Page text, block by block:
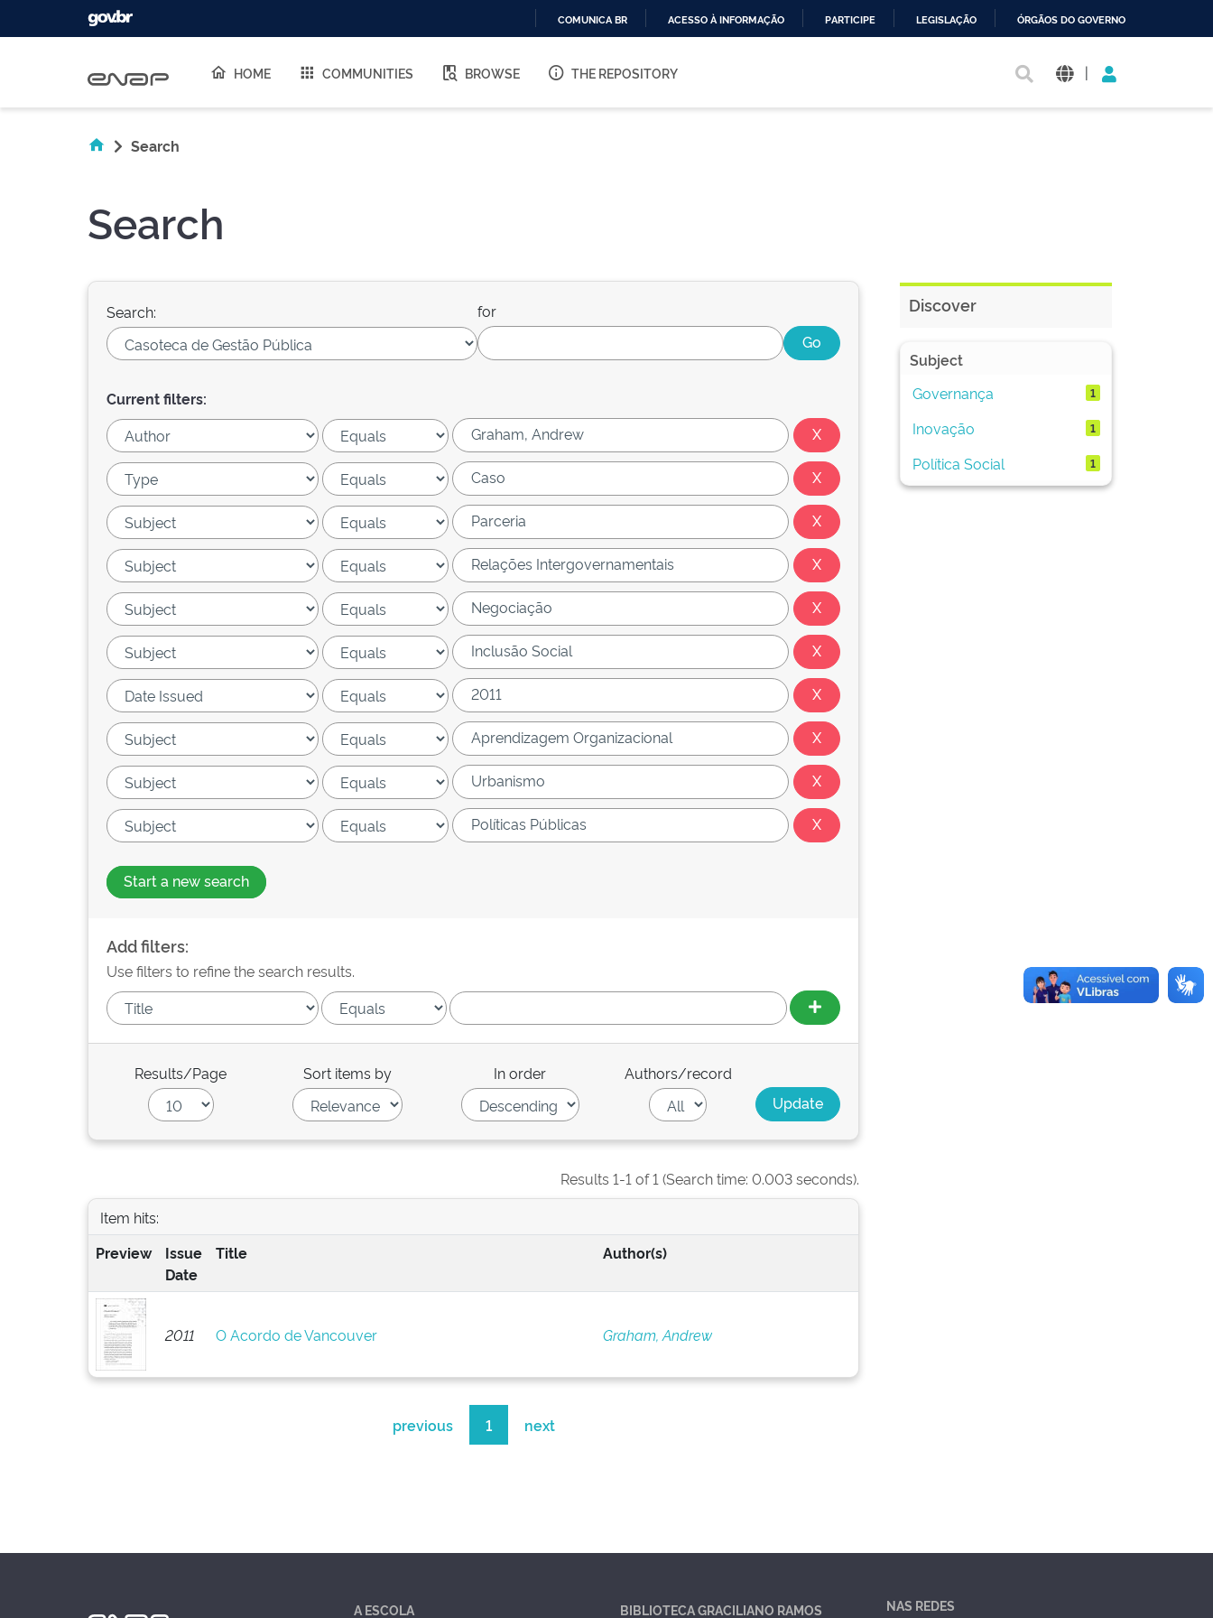
O
COMUNICA BR ACESSO À INFORMAÇÃO PARTICIPE LEGISLAÇÃO ÓRGÃOS DO GOVERNO
HOME COMMUNITIES BROWSE THE REPOSITORY |
Search
Search
Search: for
Current filters:
Start a new search
Add filters:
Use filters to refine the search results.
Results/Page Sort items by In order Authors/record
Results 1-1 of 1 (Search time: 0.003 seconds).
Item hits:
Preview
Issue
Date
Title Author(s)
2011 O Acordo de Vancouver Graham, Andrew
previous 1 next
Discover
Subject
Governança
1
Inovação 1
Política Social 1
A ESCOLA BIBLIOTECA GRACILIANO RAMOS NAS REDES